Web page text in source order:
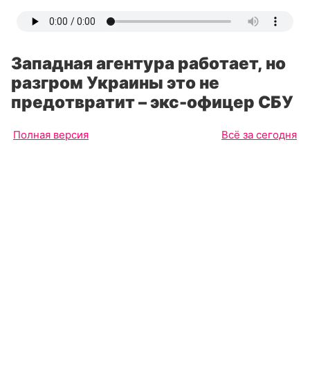
Западная агентура работает, но
разгром Украины это не
предотвратит – экс-офицер СБУ
Полная версия Всё за сегодня